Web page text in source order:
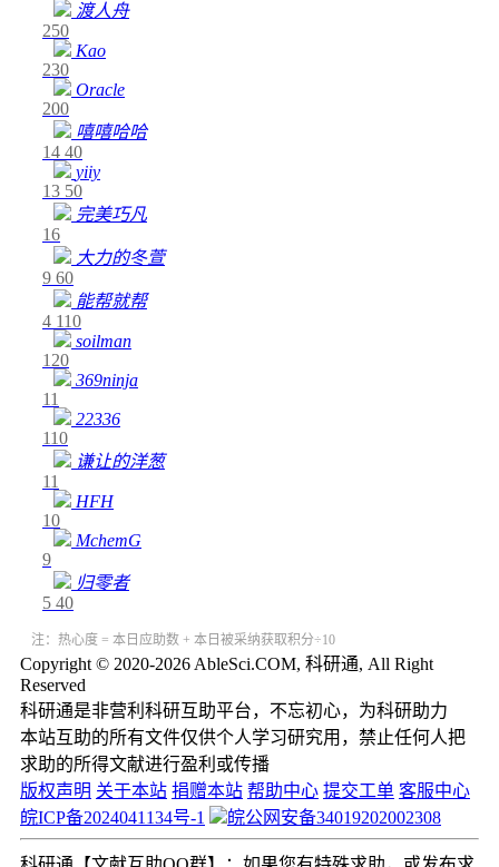
渡人舟
250
Kao
230
Oracle
200
嘻嘻哈哈
14 40
yiiy
13 50
完美巧凡
16
大力的冬萱
9 60
能帮就帮
4 110
soilman
120
369ninja
11
22336
110
谦让的洋葱
11
HFH
10
MchemG
9
归零者
5 40
注：热心度 = 本日应助数 + 本日被采纳获取积分÷10
Copyright © 2020-2026 AbleSci.COM, 科研通, All Right
Reserved
科研通是非营利科研互助平台，不忘初心，为科研助力
本站互助的所有文件仅供个人学习研究用，禁止任何人把
求助的所得文献进行盈利或传播
版权声明 关于本站 捐赠本站 帮助中心 提交工单 客服中心
皖ICP备2024041134号-1
皖公网安备34019202002308